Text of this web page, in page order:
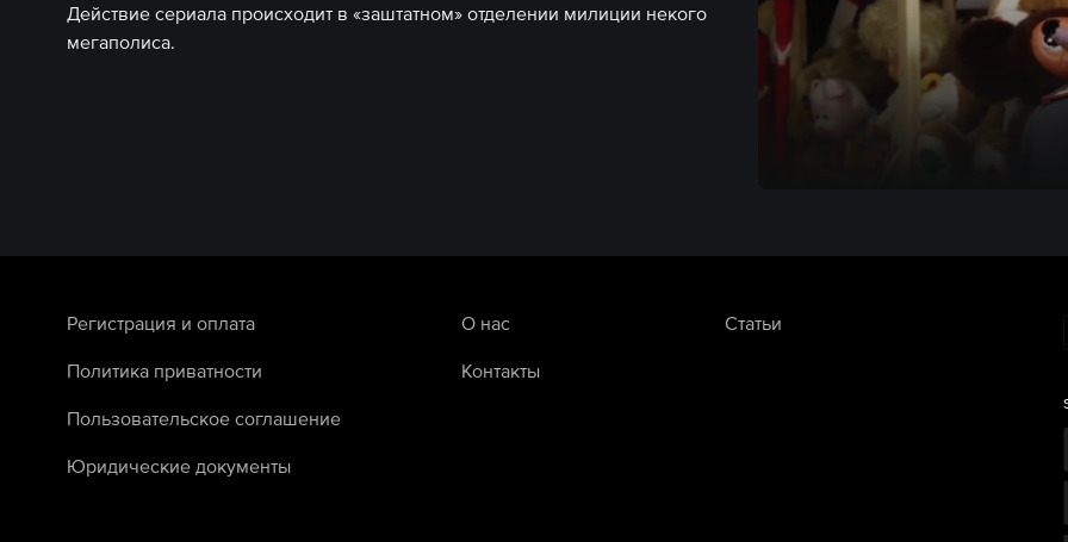
Действие сериала происходит в «заштатном» отделении милиции некого
мегаполиса.
Регистрация и оплата
Политика приватности
Пользовательское соглашение
Юридические документы
О нас
Контакты
Статьи